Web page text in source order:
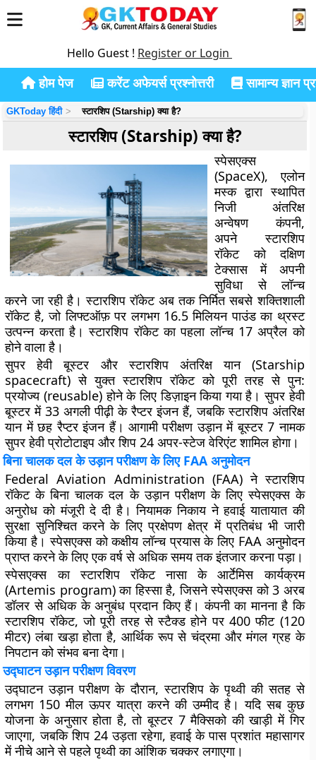
Hello Guest ! Register or Login
होम पेज करेंट अफेयर्स प्रश्नोत्तरी सामान्य ज्ञान
GKToday हिंदी स्टारशिप (Starship) क्या है?
स्टारशिप (Starship) क्या है?
स्पेसएक्स
(SpaceX), एलोन
मस्क द्वारा स्थापित
निजी अंतरिक्ष
अन्वेषण कंपनी,
अपने स्टारशिप
रॉकेट को दक्षिण
टेक्सास में अपनी
सुविधा से लॉन्च
करने जा रही है। स्टारशिप रॉकेट अब तक निर्मित सबसे शक्तिशाली
रॉकेट है, जो लिफ्टऑफ़ पर लगभग 16.5 मिलियन पाउंड का थ्रस्ट
उत्पन्न करता है। स्टारशिप रॉकेट का पहला लॉन्च 17 अप्रैल को
होने वाला है।
सुपर हेवी बूस्टर और स्टारशिप अंतरिक्ष यान (Starship
spacecraft) से युक्त स्टारशिप रॉकेट को पूरी तरह से पुन:
प्रयोज्य (reusable) होने के लिए डिज़ाइन किया गया है। सुपर हेवी
बूस्टर में 33 अगली पीढ़ी के रैप्टर इंजन हैं, जबकि स्टारशिप अंतरिक्ष
यान में छह रैप्टर इंजन हैं। आगामी परीक्षण उड़ान में बूस्टर 7 नामक
सुपर हेवी प्रोटोटाइप और शिप 24 अपर-स्टेज वेरिएंट शामिल होगा।
बिना चालक दल के उड़ान परीक्षण के लिए FAA अनुमोदन
Federal Aviation Administration (FAA) ने स्टारशिप
रॉकेट के बिना चालक दल के उड़ान परीक्षण के लिए स्पेसएक्स के
अनुरोध को मंजूरी दे दी है। नियामक निकाय ने हवाई यातायात की
सुरक्षा सुनिश्चित करने के लिए प्रक्षेपण क्षेत्र में प्रतिबंध भी जारी
किया है। स्पेसएक्स को कक्षीय लॉन्च प्रयास के लिए FAA अनुमोदन
प्राप्त करने के लिए एक वर्ष से अधिक समय तक इंतजार करना पड़ा।
स्पेसएक्स का स्टारशिप रॉकेट नासा के आर्टेमिस कार्यक्रम
(Artemis program) का हिस्सा है, जिसने स्पेसएक्स को 3 अरब
डॉलर से अधिक के अनुबंध प्रदान किए हैं। कंपनी का मानना ​​है कि
स्टारशिप रॉकेट, जो पूरी तरह से स्टैक्ड होने पर 400 फीट (120
मीटर) लंबा खड़ा होता है, आर्थिक रूप से चंद्रमा और मंगल ग्रह के
निपटान को संभव बना देगा।
उद्घाटन उड़ान परीक्षण विवरण
उद्घाटन उड़ान परीक्षण के दौरान, स्टारशिप के पृथ्वी की सतह से
लगभग 150 मील ऊपर यात्रा करने की उम्मीद है। यदि सब कुछ
योजना के अनुसार होता है, तो बूस्टर 7 मैक्सिको की खाड़ी में गिर
जाएगा, जबकि शिप 24 उड़ता रहेगा, हवाई के पास प्रशांत महासागर
में नीचे आने से पहले पृथ्वी का आंशिक चक्कर लगाएगा।